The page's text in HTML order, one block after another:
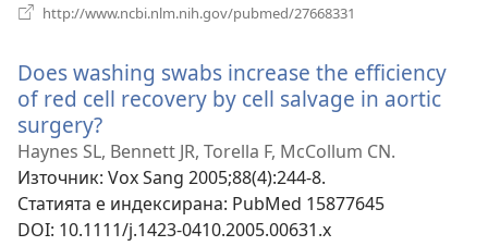
http://www.ncbi.nlm.nih.gov/pubmed/27668331
Does washing swabs increase the efficiency
of red cell recovery by cell salvage in aortic
surgery?
нов
прозорец)
Haynes SL, Bennett JR, Torella F, McCollum CN.
Източник‎: Vox Sang 2005;88(4):244-8.
Статията е индексирана‎: PubMed 15877645
DOI‎: 10.1111/j.1423-0410.2005.00631.x